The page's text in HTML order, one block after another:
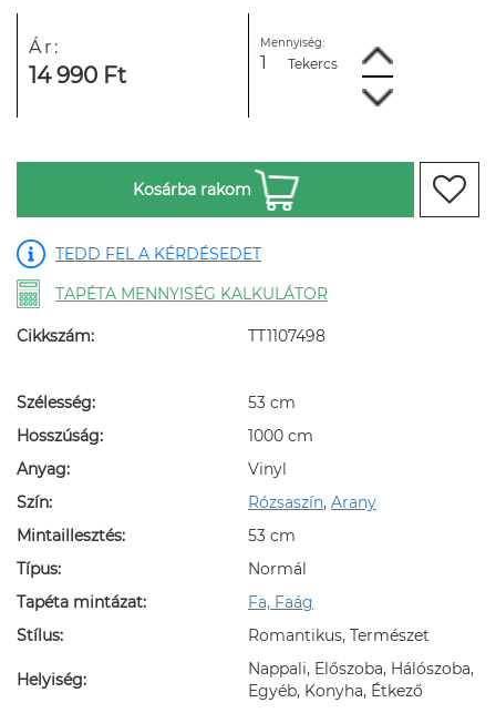
Ár:
14 990 Ft
Mennyiség:
Tekercs
Kosárba rakom
TEDD FEL A KÉRDÉSEDET
TAPÉTA MENNYISÉG KALKULÁTOR
Cikkszám: TT1107498
Szélesség:
53 cm
Hosszúság:
1000 cm
Anyag:
Vinyl
Szín:
Rózsaszín, Arany
Mintaillesztés:
53 cm
Típus:
Normál
Tapéta mintázat:
Fa, Faág
Stílus:
Romantikus, Természet
Helyiség:
Nappali, Előszoba, Hálószoba,
Egyéb, Konyha, Étkező